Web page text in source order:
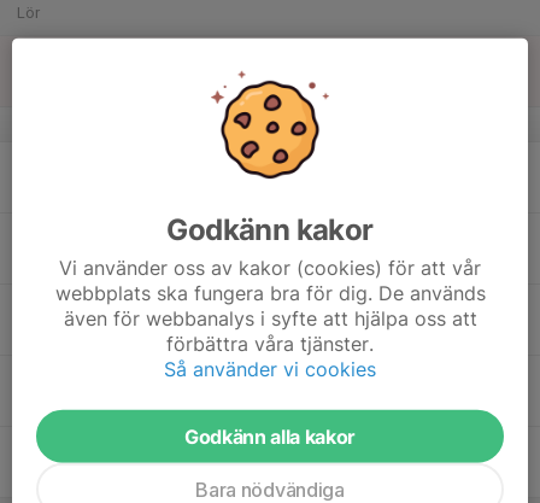
Lör
v.47
19:00
Friidrottsträning 2016
Österåkers Friidrottsarena
20
Godkänn kakor
Vi använder oss av kakor (cookies) för att vår
webbplats ska fungera bra för dig. De används
även för webbanalys i syfte att hjälpa oss att
förbättra våra tjänster.
Så använder vi cookies
Godkänn alla kakor
Bara nödvändiga